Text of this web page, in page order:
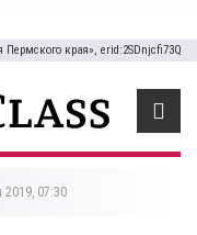
края», erid:2SDnjcfi73Q
2019, 07:30